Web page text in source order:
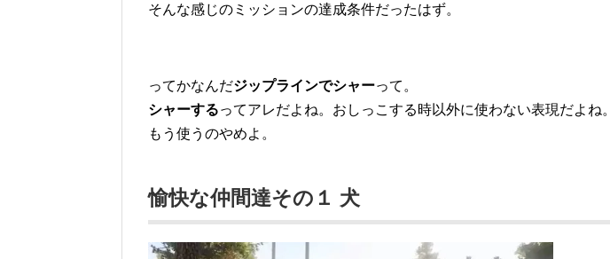
そんな感じのミッションの達成条件だったはず。
ってかなんだジップラインでシャーって。
シャーするってアレだよね。おしっこする時以外に使わない表現だよね。
もう使うのやめよ。
愉快な仲間達その１ 犬